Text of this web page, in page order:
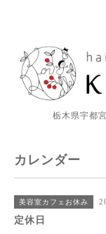
栃木県宇都
カレンダー
美容室カフェお休み
定休日